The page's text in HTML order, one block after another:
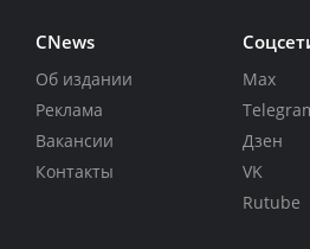
CNews
Об издании
Реклама
Вакансии
Контакты
Max
Дзен
VK
Rutube